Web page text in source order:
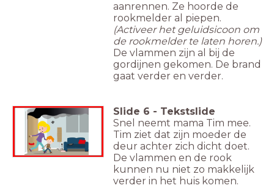
aanrennen. Ze hoorde de
rookmelder al piepen.
(Activeer het geluidsicoon om
de rookmelder te laten horen.)
De vlammen zijn al bij de
gordijnen gekomen. De brand
gaat verder en verder.
Slide 6 - Tekstslide
Snel neemt mama Tim mee.
Tim ziet dat zijn moeder de
deur achter zich dicht doet.
De vlammen en de rook
kunnen nu niet zo makkelijk
verder in het huis komen.